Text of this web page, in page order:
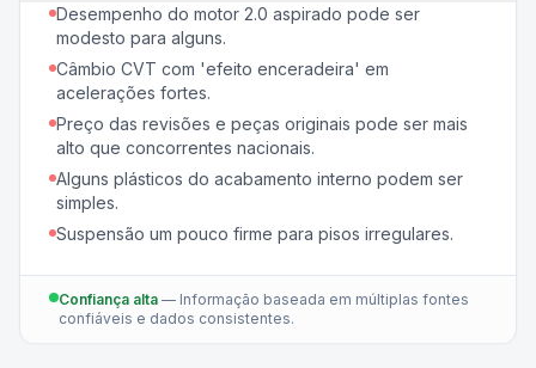
Desempenho do motor 2.0 aspirado pode ser
modesto para alguns.
Câmbio CVT com 'efeito enceradeira' em
acelerações fortes.
Preço das revisões e peças originais pode ser mais
alto que concorrentes nacionais.
Alguns plásticos do acabamento interno podem ser
simples.
Suspensão um pouco firme para pisos irregulares.
Confiança alta — Informação baseada em múltiplas fontes
confiáveis e dados consistentes.